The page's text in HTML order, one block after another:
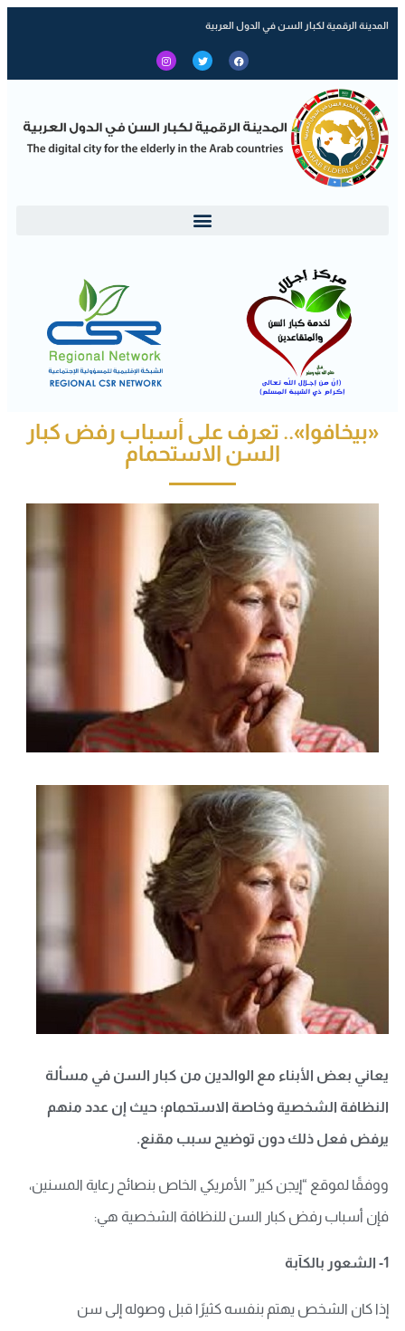
المدينة الرقمية لكبار السن في الدول العربية
«بيخافوا».. تعرف على أسباب رفض كبار
السن الاستحمام
يعاني بعض الأبناء مع الوالدين من كبار السن في مسألة
النظافة الشخصية وخاصة الاستحمام؛ حيث إن عدد منهم
يرفض فعل ذلك دون توضيح سبب مقنع.
ووفقًا لموقع “إيجن كير” الأمريكي الخاص بنصائح رعاية المسنين،
فإن أسباب رفض كبار السن للنظافة الشخصية هي:
1- الشعور بالكآبة
إذا كان الشخص يهتم بنفسه كثيرًا قبل وصوله إلى سن